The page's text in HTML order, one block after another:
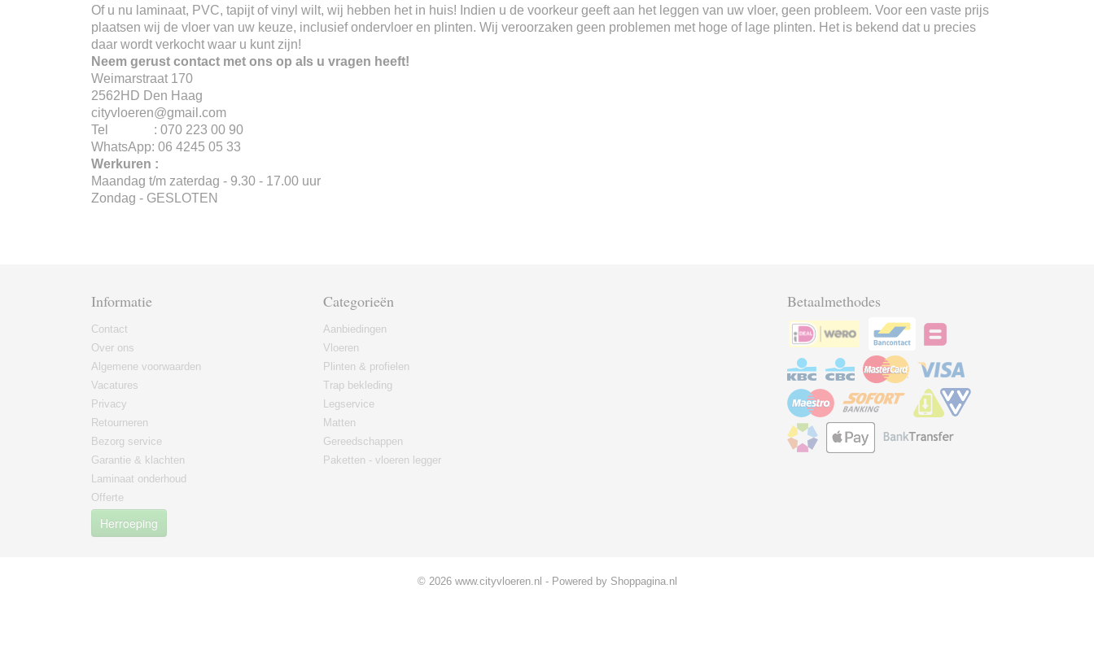
Of u nu laminaat, PVC, tapijt of vinyl wilt, wij hebben het in huis! Indien u de voorkeur geeft aan het leggen van uw vloer, geen probleem. Voor een vaste prijs
plaatsen wij de vloer van uw keuze, inclusief ondervloer en plinten. Wij veroorzaken geen problemen met hoge of lage plinten. Het is bekend dat u precies
daar wordt verkocht waar u kunt zijn!
Neem gerust contact met ons op als u vragen heeft!
Weimarstraat 170
2562HD Den Haag
cityvloeren@gmail.com
Tel : 070 223 00 90
WhatsApp: 06 4245 05 33
Werkuren :
Maandag t/m zaterdag - 9.30 - 17.00 uur
Zondag - GESLOTEN
Informatie
Contact
Over ons
Algemene voorwaarden
Vacatures
Privacy
Retourneren
Bezorg service
Garantie & klachten
Laminaat onderhoud
Offerte
Herroeping
Categorieën
Aanbiedingen
Vloeren
Plinten & profielen
Trap bekleding
Legservice
Matten
Gereedschappen
Paketten - vloeren legger
Betaalmethodes
© 2026 www.cityvloeren.nl - Powered by Shoppagina.nl